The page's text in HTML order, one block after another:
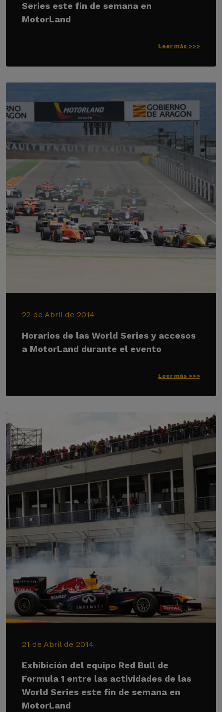
Series este fin de semana en
MotorLand
Leer más >>>
22 de Abril de 2014
Horarios de las World Series y accesos
a MotorLand durante el evento
Leer más >>>
21 de Abril de 2014
Exhibición del equipo Red Bull de
Formula 1 entre las actividades de las
World Series este fin de semana en
MotorLand